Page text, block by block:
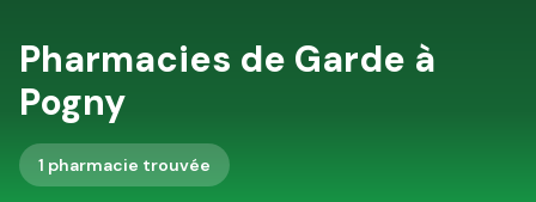
Pharmacies de Garde à
Pogny
1 pharmacie trouvée